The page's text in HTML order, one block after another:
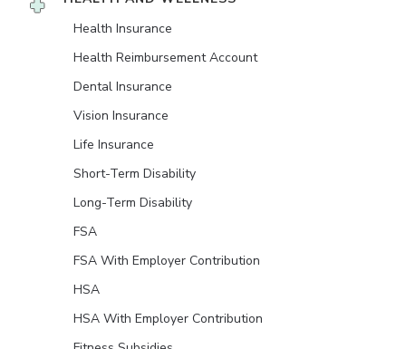
Health Insurance
Health Reimbursement Account
Dental Insurance
Vision Insurance
Life Insurance
Short-Term Disability
Long-Term Disability
FSA
FSA With Employer Contribution
HSA
HSA With Employer Contribution